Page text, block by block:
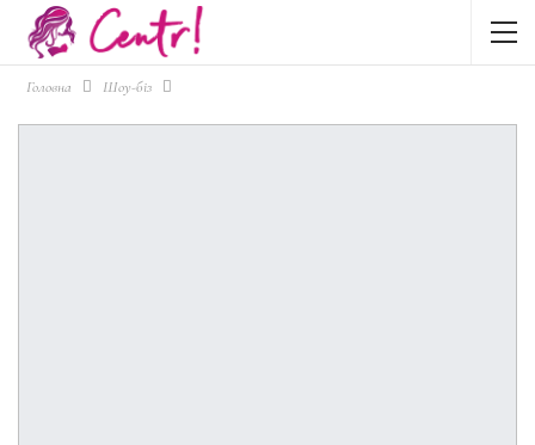
Головна Шоу-біз